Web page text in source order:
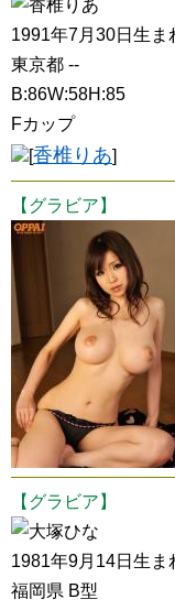
香椎りあ
1991年7月30日生ま
東京都 --
B:86W:58H:85
Fカップ
[香椎りあ]
【グラビア】
【グラビア】
大塚ひな
1981年9月14日生ま
福岡県 B型